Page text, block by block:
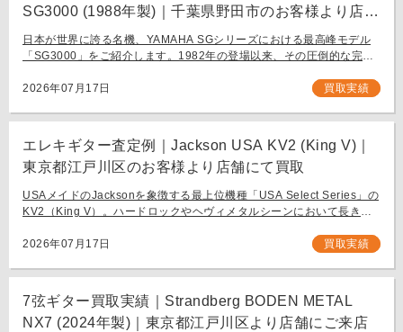
SG3000 (1988年製)｜千葉県野田市のお客様より店舗
にて買取
日本が世界に誇る名機、YAMAHA SGシリーズにおける最高峰モデル
「SG3000」をご紹介します。1982年の登場以来、その圧倒的な完成
フラッグシップモデル […]
2026年07月17日 買取実績
エレキギター査定例｜Jackson USA KV2 (King V)｜
東京都江戸川区のお客様より店舗にて買取
USAメイドのJacksonを象徴する最上位機種「USA Select Series」の
KV2（King V）。ハードロックやヘヴィメタルシーンにおいて長きに
[…]
2026年07月17日 買取実績
7弦ギター買取実績｜Strandberg BODEN METAL
NX7 (2024年製)｜東京都江戸川区より店舗にご来店